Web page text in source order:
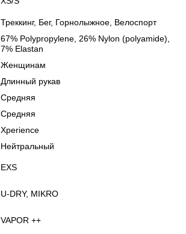
Треккинг, Бег, Горнолыжное, Велоспорт
67% Polypropylene, 26% Nylon (polyamide),
7% Elastan
Женщинам
Длинный рукав
Средняя
Средняя
Xperience
Нейтральный
EXS
U-DRY, MIKRO
VAPOR ++